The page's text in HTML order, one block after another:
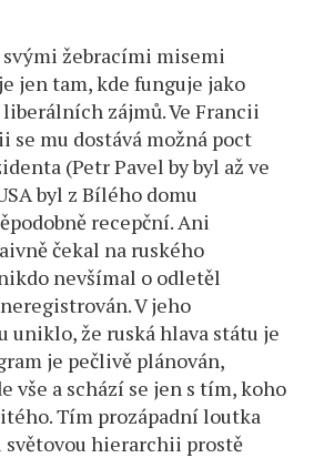
žebracími misemi
jen tam, kde funguje jako
zájmů. Ve Francii
se mu dostává možná poct
(Petr Pavel by byl až ve
byl z Bílého domu
recepční. Ani
čekal na ruského
nevšímal o odletěl
V jeho
uniklo, že ruská hlava státu je
je pečlivě plánován,
vše a schází se jen s tím, koho
Tím prozápadní loutka
hierarchii prostě